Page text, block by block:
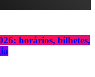
horários, bilhetes,